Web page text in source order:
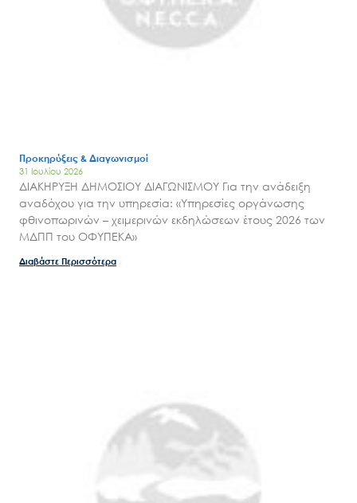
Μ.Δ.Π.Π.
Εισιτήρια
Επικοινωνία
Προκηρύξεις & Διαγωνισμοί
31 Ιουλίου 2026
ΔΙΑΚΗΡΥΞΗ ΔΗΜΟΣΙΟΥ ΔΙΑΓΩΝΙΣΜΟΥ Για την ανάδειξη
αναδόχου για την υπηρεσία: «Υπηρεσίες οργάνωσης
φθινοπωρινών – χειμερινών εκδηλώσεων έτους 2026 των
ΜΔΠΠ του ΟΦΥΠΕΚΑ»
Διαβάστε Περισσότερα